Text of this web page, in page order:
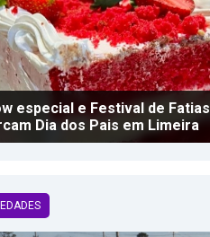
especial e Festival de Fatias
Dia dos Pais em Limeira